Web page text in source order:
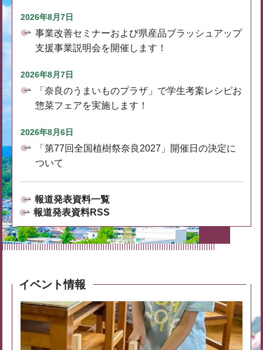
2026年8月7日
事業改善セミナーおよび県産品ブラッシュアップ
支援事業説明会を開催します！
2026年8月7日
「奈良のうまいものプラザ」で学生考案レシピお
惣菜フェアを実施します！
2026年8月6日
「第77回全国植樹祭奈良2027」開催日の決定に
ついて
報道発表資料一覧
報道発表資料RSS
イベント情報